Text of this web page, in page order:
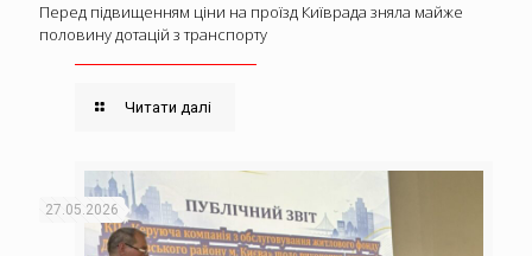
Перед підвищенням ціни на проїзд Київрада зняла майже
половину дотацій з транспорту
Читати далі
27.05.2026